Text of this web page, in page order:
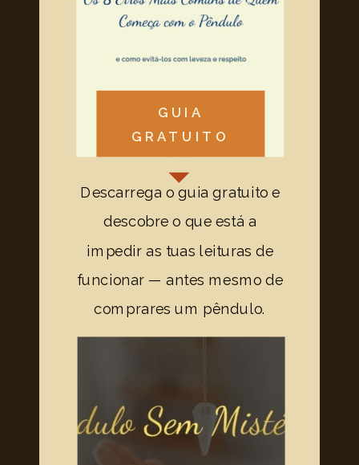
Descarrega o guia gratuito e
descobre o que está a
impedir as tuas leituras de
funcionar — antes mesmo de
comprares um pêndulo.
GUIA
GRATUITO